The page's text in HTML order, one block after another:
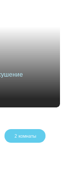
2 комнаты